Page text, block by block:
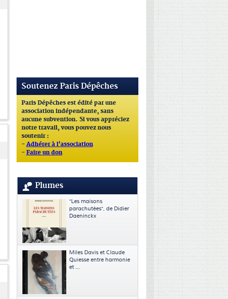
Soutenez Paris Dépêches
Paris Dépêches est édité par une
association indépendante, sans
aucune subvention. Si vous appréciez
notre travail, vous pouvez nous
soutenir :
- Adhérer à l'association
- Faire un don
Plumes
"Les maisons
parachutées", de Didier
Daeninckx
Miles Davis et Claude
Quiesse entre harmonie
et ...